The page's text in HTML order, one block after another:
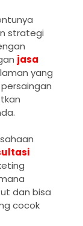
strategi
jasa
yang
dan bisa
cocok